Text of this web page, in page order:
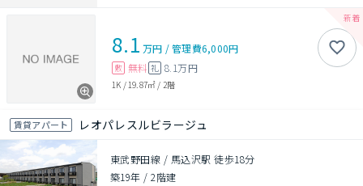
8.1 万円 /管理費6,000円
敷 無料 礼 8.1万円
1K / 19.87㎡ / 2階
賃貸アパート レオパレスルビラージュ
東武野田線 / 馬込沢駅 徒歩18分
築19年 /2階建